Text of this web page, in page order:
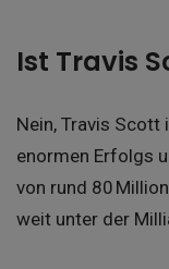
Ist Travis
Nein, Travis Scott
enormen Erfolgs
von rund 80
weit unter der